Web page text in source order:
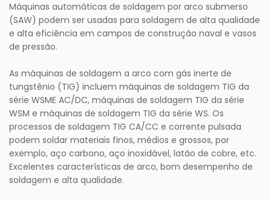
Máquinas automáticas de soldagem por arco submerso
(SAW) podem ser usadas para soldagem de alta qualidade
e alta eficiência em campos de construção naval e vasos
de pressão.
As máquinas de soldagem a arco com gás inerte de
tungstênio (TIG) incluem máquinas de soldagem TIG da
série WSME AC/DC, máquinas de soldagem TIG da série
WSM e máquinas de soldagem TIG da série WS. Os
processos de soldagem TIG CA/CC e corrente pulsada
podem soldar materiais finos, médios e grossos, por
exemplo, aço carbono, aço inoxidável, latão de cobre, etc.
Excelentes características de arco, bom desempenho de
soldagem e alta qualidade.